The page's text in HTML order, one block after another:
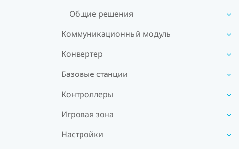
Общие решения
Коммуникационный модуль
Конвертер
Базовые станции
Контроллеры
Игровая зона
Настройки